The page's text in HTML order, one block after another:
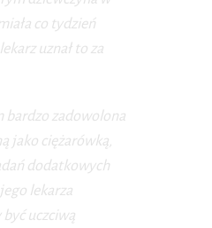
co tydzień
uznał to za
bardzo zadowolona
jako ciężarówką,
dodatkowych
lekarza
być uczciwą